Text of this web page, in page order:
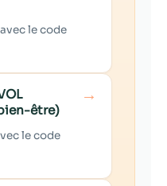
le code
être)
le code
→